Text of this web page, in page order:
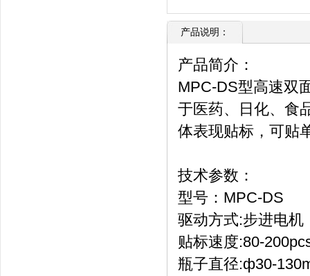
产品说明：
产品简介：
MPC-DS型高速双
于医药、日化、食
体表现贴标，可贴
技术参数：
型号：MPC-DS
驱动方式:步进电机
贴标速度:80-
瓶子直径:ф30-